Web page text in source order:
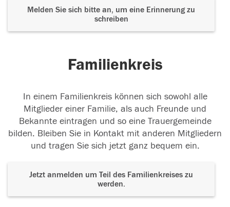
Melden Sie sich bitte an, um eine Erinnerung zu
schreiben
Familienkreis
In einem Familienkreis können sich sowohl alle
Mitglieder einer Familie, als auch Freunde und
Bekannte eintragen und so eine Trauergemeinde
bilden. Bleiben Sie in Kontakt mit anderen Mitgliedern
und tragen Sie sich jetzt ganz bequem ein.
Jetzt anmelden um Teil des Familienkreises zu
werden.